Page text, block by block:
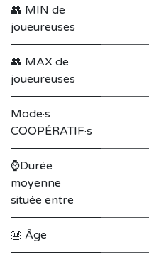
👥 MIN de
joueureuses
👥 MAX de
joueureuses
Mode·s
COOPÉRATIF·s
⌚Durée
moyenne
située entre
🎂 Âge